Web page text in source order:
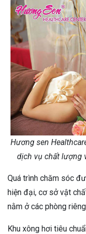
Hương sen
dịch vụ chất lượng
Quá trình chăm sóc
hiện đại, cơ sở vật
nằm ở các phòng
Khu xông hơi tiêu